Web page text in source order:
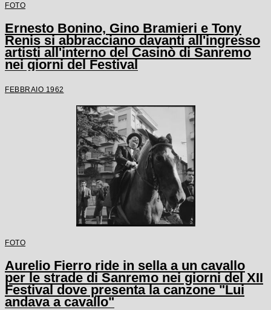
FOTO
Ernesto Bonino, Gino Bramieri e Tony
Renis si abbracciano davanti all'ingresso
artisti all'interno del Casinò di Sanremo
nei giorni del Festival
FEBBRAIO 1962
FOTO
Aurelio Fierro ride in sella a un cavallo
per le strade di Sanremo nei giorni del XII
Festival dove presenta la canzone "Lui
andava a cavallo"